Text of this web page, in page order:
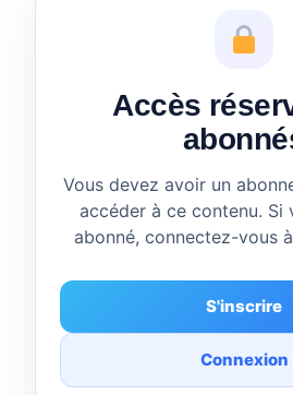
Accès
Vous devez avoir un
accéder à ce contenu. Si
abonné, connectez-vous
S'inscrire
Connexion